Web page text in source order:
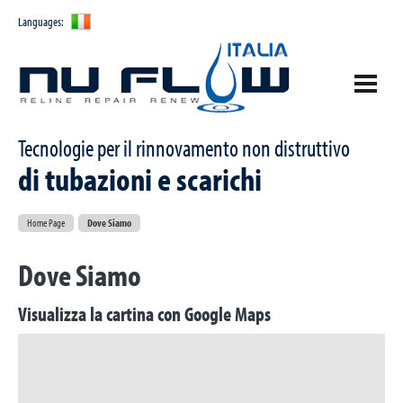
Azienda
Certificazioni
BLOW IN Technology
Novità ed Eventi
Tecnologie per il rinnovamento non distruttivo
di tubazioni e scarichi
Languages:
Home Page Dove Siamo
Dove Siamo
Visualizza la cartina con Google Maps